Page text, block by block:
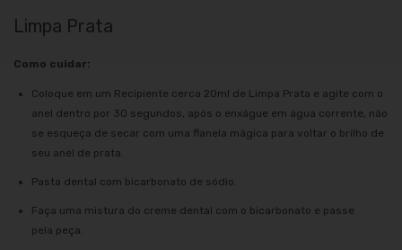
Limpa Prata
Como cuidar:
Coloque em um Recipiente cerca 20ml de Limpa Prata e agite com o
anel dentro por 30 segundos, após o enxágue em água corrente, não
se esqueça de secar com uma flanela mágica para voltar o brilho de
seu anel de prata.
Pasta dental com bicarbonato de sódio.
Faça uma mistura do creme dental com o bicarbonato e passe
pela peça.